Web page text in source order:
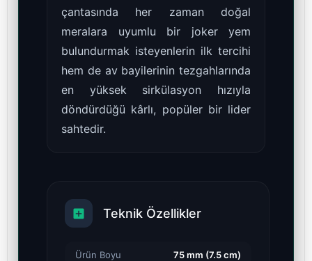
çantasında her zaman doğal
meralara uyumlu bir joker yem
bulundurmak isteyenlerin ilk tercihi
hem de av bayilerinin tezgahlarında
en yüksek sirkülasyon hızıyla
döndürdüğü kârlı, popüler bir lider
sahtedir.
Teknik Özellikler
Ürün Boyu 75 mm (7.5 cm)